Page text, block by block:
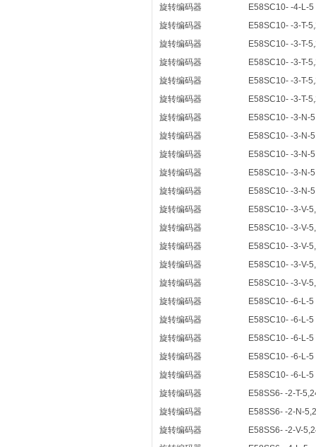
旋转编码器
E58SC10- -4-L-5
旋转编码器
E58SC10- -3-T-
旋转编码器
E58SC10- -3-T-
旋转编码器
E58SC10- -3-T-
旋转编码器
E58SC10- -3-T-
旋转编码器
E58SC10- -3-T-
旋转编码器
E58SC10- -3-N-
旋转编码器
E58SC10- -3-N-
旋转编码器
E58SC10- -3-N-
旋转编码器
E58SC10- -3-N-
旋转编码器
E58SC10- -3-N-
旋转编码器
E58SC10- -3-V-
旋转编码器
E58SC10- -3-V-
旋转编码器
E58SC10- -3-V-
旋转编码器
E58SC10- -3-V-
旋转编码器
E58SC10- -3-V-
旋转编码器
E58SC10- -6-L-5
旋转编码器
E58SC10- -6-L-5
旋转编码器
E58SC10- -6-L-5
旋转编码器
E58SC10- -6-L-5
旋转编码器
E58SC10- -6-L-5
旋转编码器
E58SS6- -2-T-
旋转编码器
E58SS6- -2-N-
旋转编码器
E58SS6- -2-V-